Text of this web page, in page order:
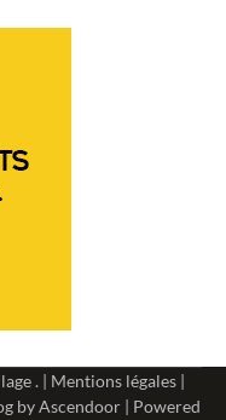
. | Mentions légales|
byAscendoor | Powered